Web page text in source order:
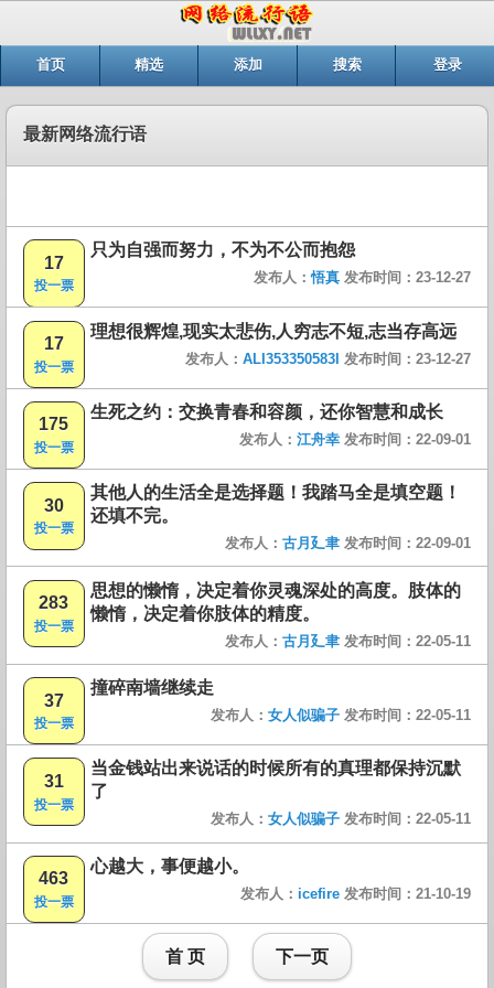
首页 精选 添加 搜索 登录
最新网络流行语
17
投一票
只为自强而努力，不为不公而抱怨
发布人：悟真 发布时间：23-12-27
17
投一票
理想很辉煌,现实太悲伤,人穷志不短,志当存高远
发布人： ALI353350583I 发布时间：23-12-27
175
投一票
生死之约：交换青春和容颜，还你智慧和成长
发布人： 江舟幸 发布时间：22-09-01
30
投一票
其他人的生活全是选择题！我踏马全是填空题！
还填不完。
发布人： 古月廴聿 发布时间：22-09-01
283
投一票
思想的懒惰，决定着你灵魂深处的高度。肢体的
懒惰，决定着你肢体的精度。
发布人： 古月廴聿 发布时间：22-05-11
37
投一票
撞碎南墙继续走
发布人： 女人似骗子 发布时间：22-05-11
31
投一票
当金钱站出来说话的时候所有的真理都保持沉默
了
发布人： 女人似骗子 发布时间：22-05-11
463
投一票
心越大，事便越小。
发布人： icefire 发布时间：21-10-19
首 页 下一页